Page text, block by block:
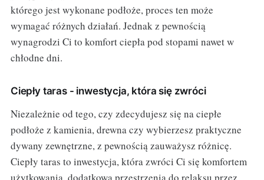
którego jest wykonane podłoże, proces ten może
wymagać różnych działań. Jednak z pewnością
wynagrodzi Ci to komfort ciepła pod stopami nawet w
chłodne dni.
Ciepły taras - inwestycja, która się zwróci
Niezależnie od tego, czy zdecydujesz się na ciepłe
podłoże z kamienia, drewna czy wybierzesz praktyczne
dywany zewnętrzne, z pewnością zauważysz różnicę.
Ciepły taras to inwestycja, która zwróci Ci się komfortem
użytkowania, dodatkową przestrzenią do relaksu przez